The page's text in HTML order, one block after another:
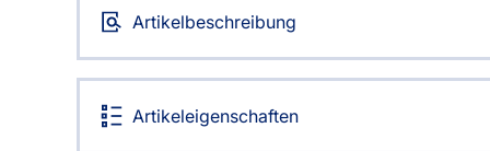
Über uns Versand
Artikelbeschreibung
Artikeleigenschaften